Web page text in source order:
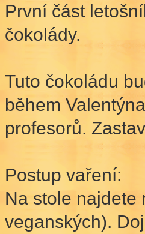
První část
čokolády.
Tuto čokoládu
během
profesorů.
Postup vaření:
Na stole najdete
veganských).